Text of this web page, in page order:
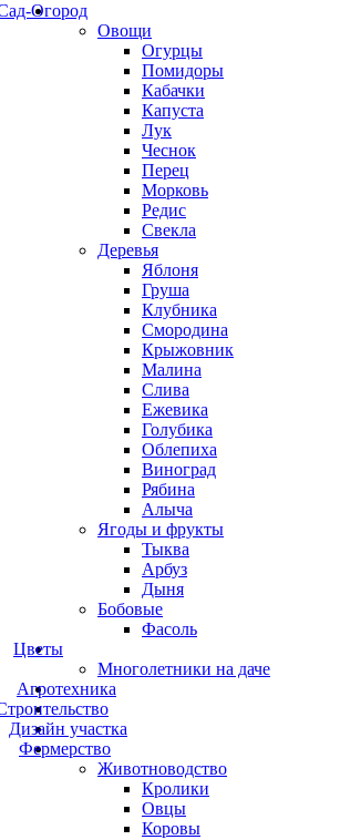
Огород
Овощи
Огурцы
Помидоры
Кабачки
Капуста
Лук
Чеснок
Перец
Морковь
Редис
Свекла
Деревья
Яблоня
Груша
Клубника
Смородина
Крыжовник
Малина
Слива
Ежевика
Голубика
Облепиха
Виноград
Рябина
Алыча
Ягоды и фрукты
Тыква
Арбуз
Дыня
Бобовые
Фасоль
Цветы
Многолетники на даче
Агротехника
Дизайн участка
Фермерство
Животноводство
Кролики
Овцы
Коровы